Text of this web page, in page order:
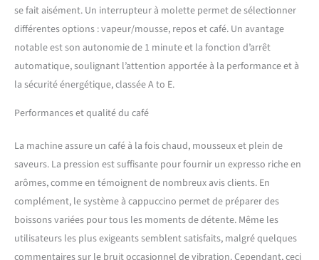
se fait aisément. Un interrupteur à molette permet de sélectionner
différentes options : vapeur/mousse, repos et café. Un avantage
notable est son autonomie de 1 minute et la fonction d’arrêt
automatique, soulignant l’attention apportée à la performance et à
la sécurité énergétique, classée A to E.
Performances et qualité du café
La machine assure un café à la fois chaud, mousseux et plein de
saveurs. La pression est suffisante pour fournir un expresso riche en
arômes, comme en témoignent de nombreux avis clients. En
complément, le système à cappuccino permet de préparer des
boissons variées pour tous les moments de détente. Même les
utilisateurs les plus exigeants semblent satisfaits, malgré quelques
commentaires sur le bruit occasionnel de vibration. Cependant, ceci